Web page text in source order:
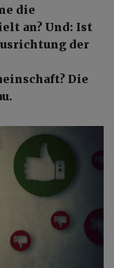
die
an? Und: Ist
der
Die